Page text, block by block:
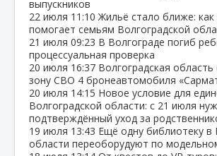
выпускников
22 июля 11:10 Жильё стало ближе: как
помогает семьям Волгоградской
21 июля 09:23 В Волгограде погиб
процессуальная проверка
20 июля 16:37 Волгоградская
зону СВО 4 бронеавтомобиля
20 июля 14:15 Новое условие для
Волгоградской области: с 21 июля
подтверждённый уход за
19 июля 13:43 Ещё одну библиотеку в
области переоборудуют по